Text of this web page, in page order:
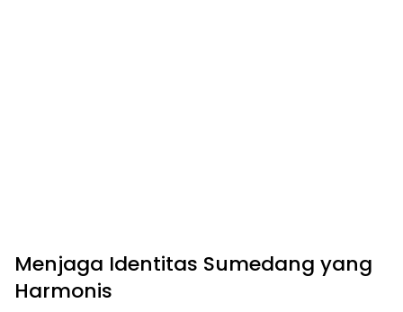
Menjaga Identitas Sumedang yang
Harmonis